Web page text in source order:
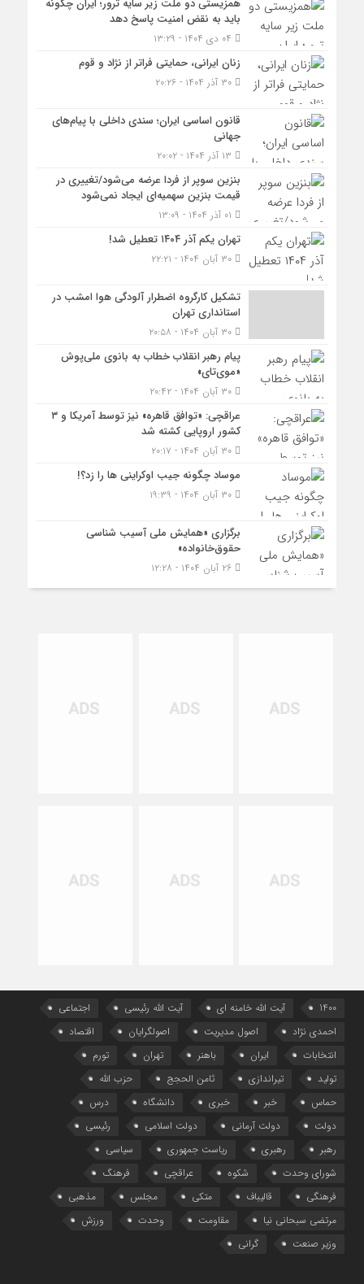
همزیستی دو ملت زیر سایه ترور؛ ایران چگونه
باید به نقض امنیت پاسخ دهد
زنان ایرانی، حمایتی فراتر از نژاد و قوم
۳۰ آذر ۱۴۰۴ - ۲۰:۲۶
قانون اساسی ایران؛ سندی داخلی با پیام‌های
جهانی
بنزین سوپر از فردا عرضه می‌شود/تغییری در
قیمت بنزین سهمیه‌ای ایجاد نمی‌شود
تهران یکم آذر ۱۴۰۴ تعطیل شد!
۳۰ آبان ۱۴۰۴ - ۲۲:۲۱
تشکیل کارگروه اضطرار آلودگی هوا امشب در
استانداری تهران
۳۰ آبان ۱۴۰۴ - ۲۰:۵۸
پیام رهبر انقلاب خطاب به بانوی ملی‌پوش
«موی‌تای»
۳۰ آبان ۱۴۰۴ - ۲۰:۴۲
عراقچی: «توافق قاهره» نیز توسط آمریکا و ۳
کشور اروپایی کشته شد
۳۰ آبان ۱۴۰۴ - ۲۰:۱۷
موساد چگونه جیب اوکراینی ها را زد؟!
۳۰ آبان ۱۴۰۴ - ۱۹:۳۹
برگزاری «همایش ملی آسیب شناسی
حقوق‌خانواده»
۲۶ آبان ۱۴۰۴ - ۱۲:۲۸
1400 آیت الله خامنه ای آیت الله رئیسی
اجتماعی
احمدی نژاد
اصول مدیریت اصولگرایان
اقتصاد
انتخابات
ایران باهنر تهران
تورم
تولید
تیراندازی ثامن الحجج
حزب الله
حماس
خبر خبری دانشگاه
درس
دولت
دولت آرمانی دولت اسلامی
رئیسی
رهبر
رهبری ریاست جمهوری
سیاسی
شورای وحدت
شکوه عراقچی
فرهنگ
فرهنگی
قالیباف متکی مجلس
مذهبی
مرتضی سبحانی نیا
مقاومت وحدت
ورزش
وزیر صنعت
گرانی